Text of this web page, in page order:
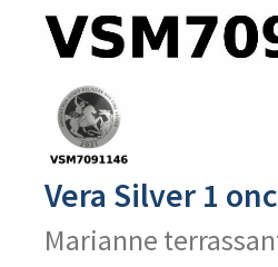
produit
Vera Silver 1
Marianne